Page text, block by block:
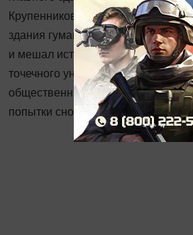
Крупенникова, началось
здания гуманитарных
и мешал исторический объект.
точечного уничтожения ценных
общественникам всё же удалось
попытки сноса и сохранить